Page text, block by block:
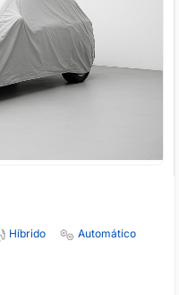
Híbrido
Automático